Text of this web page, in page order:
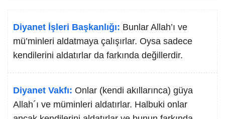
Diyanet İşleri Başkanlığı: Bunlar Allah’ı ve
mü’minleri aldatmaya çalışırlar. Oysa sadece
kendilerini aldatırlar da farkında değillerdir.
Diyanet Vakfı: Onlar (kendi akıllarınca) güya
Allah´ı ve müminleri aldatırlar. Halbuki onlar